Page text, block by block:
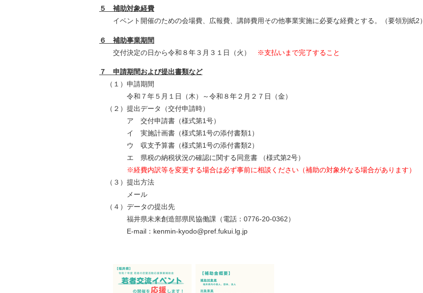
５ 補助対象経費
イベント開催のための会場費、広報費、講師費用その他事業実施に必要な経費とする。（要領別紙2）
６ 補助事業期間
交付決定の日から令和８年３月３１日（火）
※支払いまで完了すること
７ 申請期間および提出書類など
（１）申請期間
令和７年５月１日（木）～令和８年２月２７日（金）
（２）提出データ（交付申請時）
ア 交付申請書（様式第1号）
イ 実施計画書（様式第1号の添付書類1）
ウ 収支予算書（様式第1号の添付書類2）
エ 県税の納税状況の確認に関する同意書 （様式第2号）
※経費内訳等を変更する場合は必ず事前に相談ください（補助の対象外なる場合があります）
（３）提出方法
メール
（４）データの提出先
福井県未来創造部県民協働課（電話：0776-20-0362）
E-mail：kenmin-kyodo@pref.fukui.lg.jp